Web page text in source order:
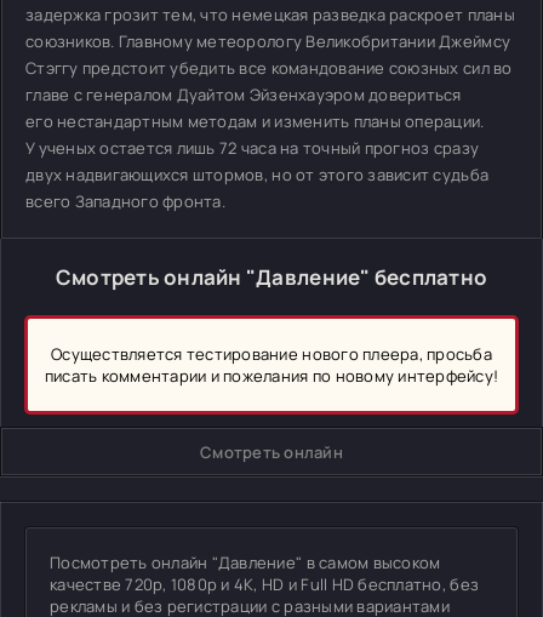
задержка грозит тем, что немецкая разведка раскроет планы
союзников. Главному метеорологу Великобритании Джеймсу
Стэггу предстоит убедить все командование союзных сил во
главе с генералом Дуайтом Эйзенхауэром довериться
его нестандартным методам и изменить планы операции.
У ученых остается лишь 72 часа на точный прогноз сразу
двух надвигающихся штормов, но от этого зависит судьба
всего Западного фронта.
Смотреть онлайн "Давление" бесплатно
Осуществляется тестирование нового плеера, просьба
писать комментарии и пожелания по новому интерфейсу!
Смотреть онлайн
Посмотреть онлайн "Давление" в самом высоком
качестве 720p, 1080p и 4K, HD и Full HD бесплатно, без
рекламы и без регистрации с разными вариантами